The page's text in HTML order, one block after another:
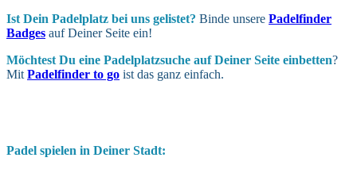
Ist Dein Padel­platz bei uns gelistet? Binde unsere Padelfinder
Badges auf Deiner Seite ein!
Möchtest Du eine Padel­platz­suche auf Deiner Seite ein­betten?
MitPadelfinder to go ist das ganz einfach.
Padel spielen in Deiner Stadt: